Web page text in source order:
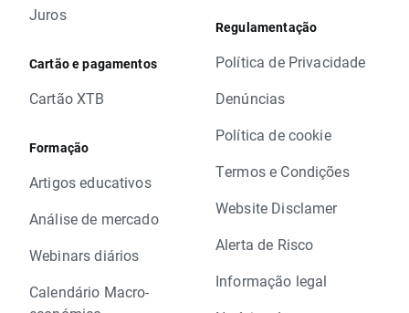
Juros
Cartão e pagamentos
Cartão XTB
Formação
Artigos educativos
Análise de mercado
Webinars diários
Calendário Macro-
Regulamentação
Política de Privacidade
Denúncias
Política de cookie
Termos e Condições
Website Disclamer
Alerta de Risco
Informação legal